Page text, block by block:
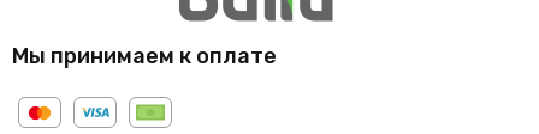
Мы принимаем к оплате